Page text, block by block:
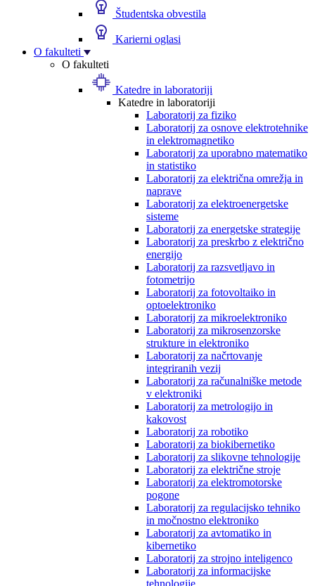
Študentska obvestila
Karierni oglasi
O fakulteti
O fakulteti
Katedre in laboratoriji
Katedre in laboratoriji
Laboratorij za fiziko
Laboratorij za osnove elektrotehnike
in elektromagnetiko
Laboratorij za uporabno matematiko
in statistiko
Laboratorij za električna omrežja in
naprave
Laboratorij za elektroenergetske
sisteme
Laboratorij za energetske strategije
Laboratorij za preskrbo z električno
energijo
Laboratorij za razsvetljavo in
fotometrijo
Laboratorij za fotovoltaiko in
optoelektroniko
Laboratorij za mikroelektroniko
Laboratorij za mikrosenzorske
strukture in elektroniko
Laboratorij za načrtovanje
integriranih vezij
Laboratorij za računalniške metode
v elektroniki
Laboratorij za metrologijo in
kakovost
Laboratorij za robotiko
Laboratorij za biokibernetiko
Laboratorij za slikovne tehnologije
Laboratorij za električne stroje
Laboratorij za elektromotorske
pogone
Laboratorij za regulacijsko tehniko
in močnostno elektroniko
Laboratorij za avtomatiko in
kibernetiko
Laboratorij za strojno inteligenco
Laboratorij za informacijske
tehnologije